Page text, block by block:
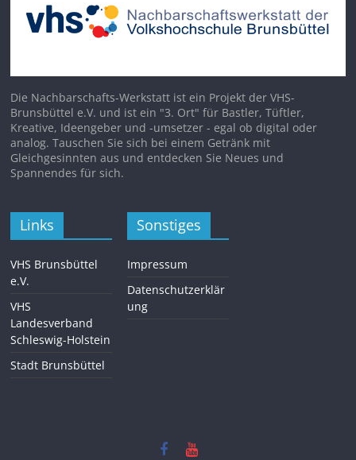
Die Nachbarschafts-Werkstatt ist ein Projekt der VHS-
Brunsbüttel e.V. und ist ein "3. Ort" für Bastler, Tüftler,
Kreative, Ideengeber und -umsetzer - egal ob digital oder
analog. Tauschen Sie sich bei einem Getränk mit
Gleichgesinnten aus und entdecken Sie Neues und
Spannendes für sich.
Links
VHS Brunsbüttel
e.V.
VHS
Landesverband
Schleswig-Holstein
Stadt Brunsbüttel
Sonstiges
Impressum
Datenschutzerklär
ung